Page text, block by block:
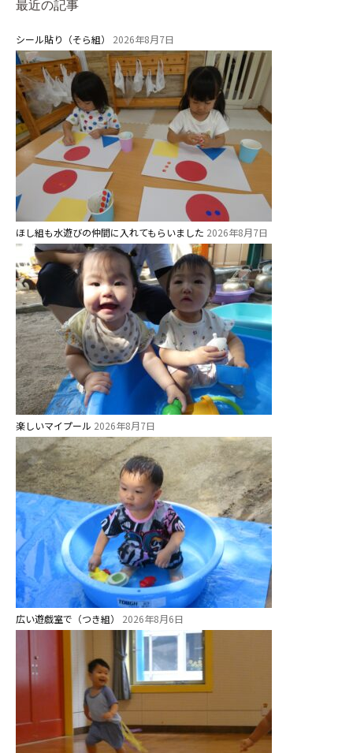
最近の記事
シール貼り（そら組） 2026年8月7日
ほし組も水遊びの仲間に入れてもらいました 2026年8月7日
楽しいマイプール 2026年8月7日
広い遊戯室で（つき組） 2026年8月6日
お知らせ
今日の幼稚園
園児募集要項
教職員募集
園のこと
園舎案内
安⼼・安全対策
課外教室